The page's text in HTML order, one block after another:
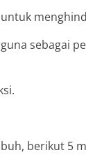
sebagai
berikut 5